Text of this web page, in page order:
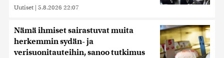
Uutiset | 5.8.2026 22:07
Nämä ihmiset sairastuvat muita
herkemmin sydän- ja
verisuonitauteihin, sanoo tutkimus